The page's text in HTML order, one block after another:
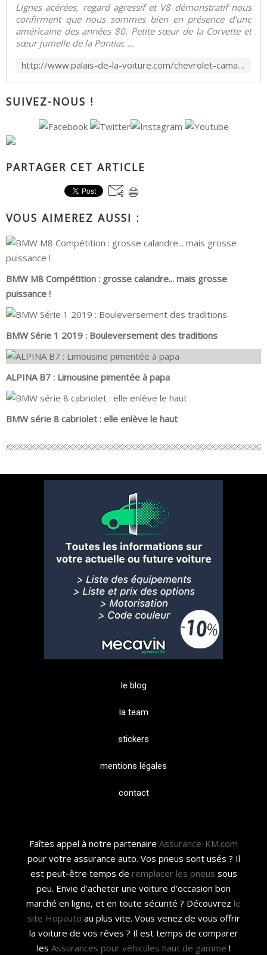
Lignes acérées, regard agressif et V8 démonstratif nous
confirment que nous sommes bien en présence d'une
américaine des années 80. Petite sœur de la Corvette et
sœur jumelle de la Pontiac ...
http://www.palais-de-la-voiture.com/chevrolet-camaro-iii-z28-l69-83.html
SUIVEZ-NOUS !
PARTAGER CET ARTICLE
VOUS AIMEREZ AUSSI :
BMW M8 Compétition : grosse calandre... mais grosse
puissance !
BMW Série 1 2019 : Bouleversement des traditions
ALPINA B7 : Limousine pimentée à papa
BMW série 8 cabriolet : elle enlève le haut
le blog
la team
stickers
mentions légales
contact
Faîtes appel à notre partenaire Assurance-KM.com
pour votre assurance auto. Vos pneus sont usés ? Il
est peut-être temps de remplacer les pneus sous
peu. Envie d'acheter une voiture d'occasion bon
marché en ligne, et en toute sécurité ? Découvrez le
site Hopauto au plus vite. Vous venez de vous offrir
la voiture de vos rêves ? Il est temps de comparer
les Assurances pour véhicules haut de gamme !